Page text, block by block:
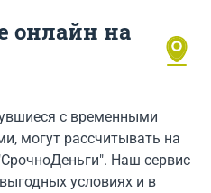
онлайн на
с временными
могут рассчитывать на
Наш сервис
условиях и в